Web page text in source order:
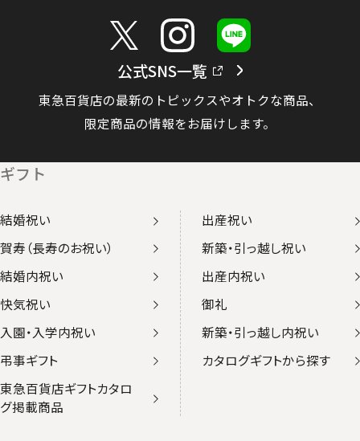
公式SNS一覧
東急百貨店の最新のトピックスやオトクな商品、
限定商品の情報をお届けします。
ギフト
結婚祝い
出産祝い
賀寿（長寿のお祝い）
新築・引っ越し祝い
結婚内祝い
出産内祝い
快気祝い
御礼
入園・入学内祝い
新築・引っ越し内祝い
弔事ギフト
カタログギフトから探す
東急百貨店ギフトカタロ
グ掲載商品